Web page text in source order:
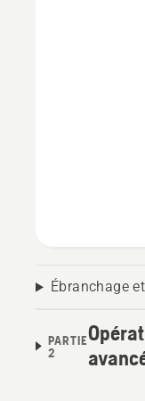
Ébranchage
PARTIE
2